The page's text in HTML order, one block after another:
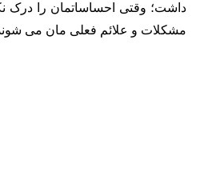
داشت؛ وقتی احساساتمان را درک
مشکلات و علائم فعلی مان می